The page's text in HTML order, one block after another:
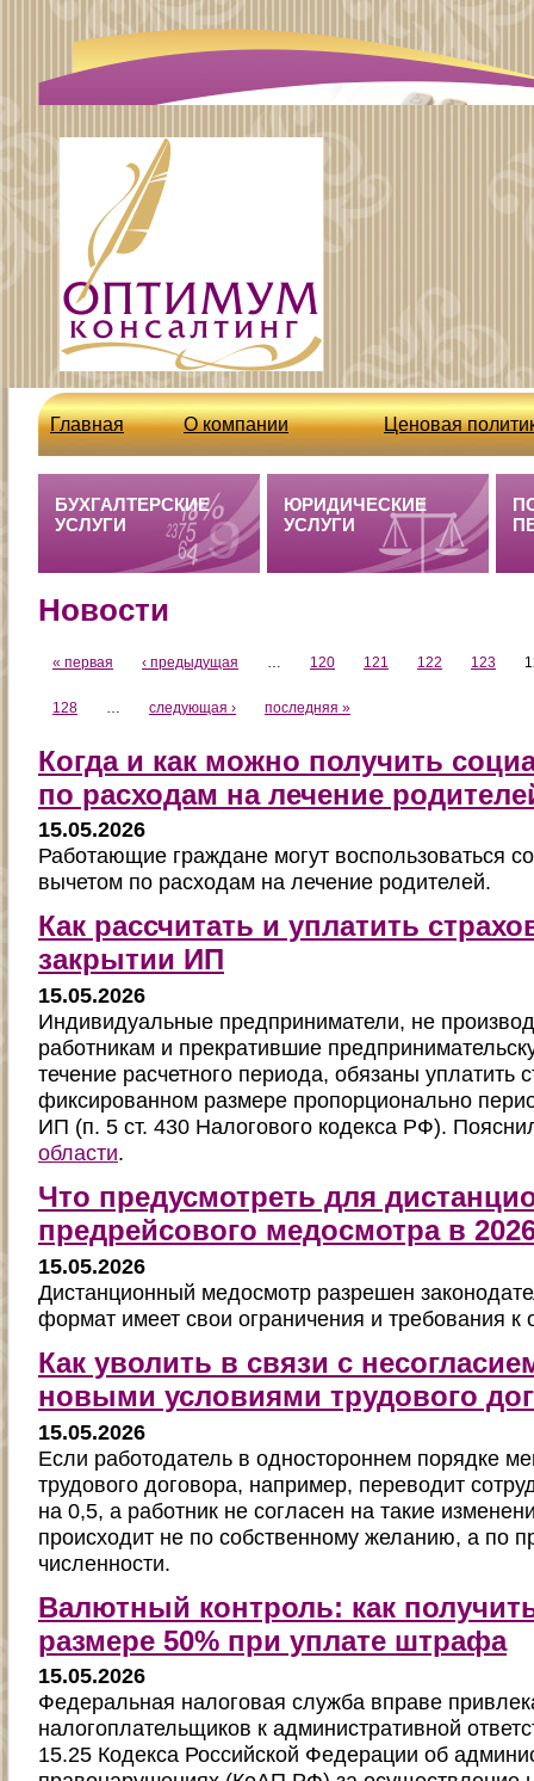
Главная О компании Ценовая
http://optcons.ru/node/63
БУХГАЛТЕРСКИЕ
УСЛУГИ
ЮРИДИЧЕСКИЕ
УСЛУГИ
Новости
« первая ‹ предыдущая 120 121 122 123
128 следующая › последняя »
Когда и как можно получить
по расходам на лечение
15.05.2026
Работающие граждане могут воспользоваться
вычетом по расходам на лечение родителей.
Как рассчитать и уплатить
закрытии ИП
15.05.2026
Индивидуальные предприниматели, не
работникам и прекратившие
течение расчетного периода, обязаны уплатить
фиксированном размере пропорционально
ИП (п. 5 ст. 430 Налогового кодекса РФ).
области.
Что предусмотреть для
предрейсового медосмотра в
15.05.2026
Дистанционный медосмотр разрешен
формат имеет свои ограничения и требования к
Как уволить в связи с
новыми условиями трудового
15.05.2026
Если работодатель в одностороннем порядке
трудового договора, например, переводит
на 0,5, а работник не согласен на такие
происходит не по собственному желанию, а по
численности.
Валютный контроль: как
размере 50% при уплате штрафа
15.05.2026
Федеральная налоговая служба вправе
налогоплательщиков к административной
15.25 Кодекса Российской Федерации об